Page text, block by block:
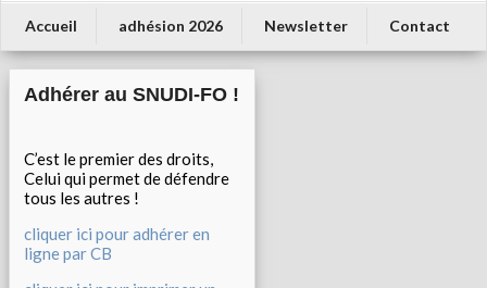
Accueil adhésion 2026 Newsletter Contact
Adhérer au SNUDI-FO !
C’est le premier des droits,
Celui qui permet de défendre
tous les autres !
cliquer ici pour adhérer en
ligne par CB